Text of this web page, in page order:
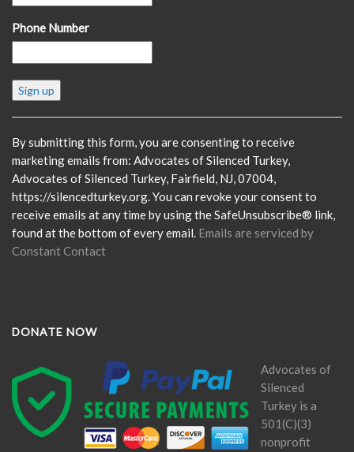
Phone Number
Constant
Please
leave
this
field
blank.
By submitting this form, you are consenting to receive
marketing emails from: Advocates of Silenced Turkey,
Advocates of Silenced Turkey, Fairfield, NJ, 07004,
https://silencedturkey.org. You can revoke your consent to
receive emails at any time by using the SafeUnsubscribe® link,
found at the bottom of every email. Emails are serviced by
Constant Contact
DONATE NOW
Advocates of
Silenced
Turkey is a
501(C)(3)
nonprofit